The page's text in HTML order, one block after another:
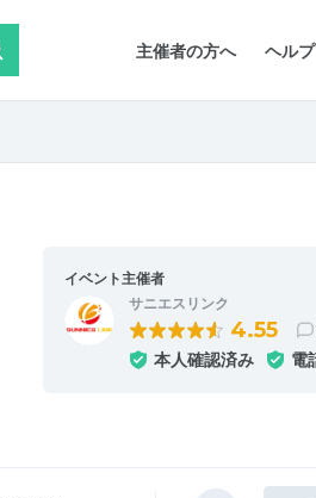
主催者の方へ ヘルプ
イベント主催者
サニエスリンク
4.55
本人確認済み 電